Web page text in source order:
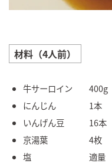
材料（4人前）
牛サーロイン 400g
にんじん 1本
いんげん豆 16本
京湯葉 4枚
塩 適量